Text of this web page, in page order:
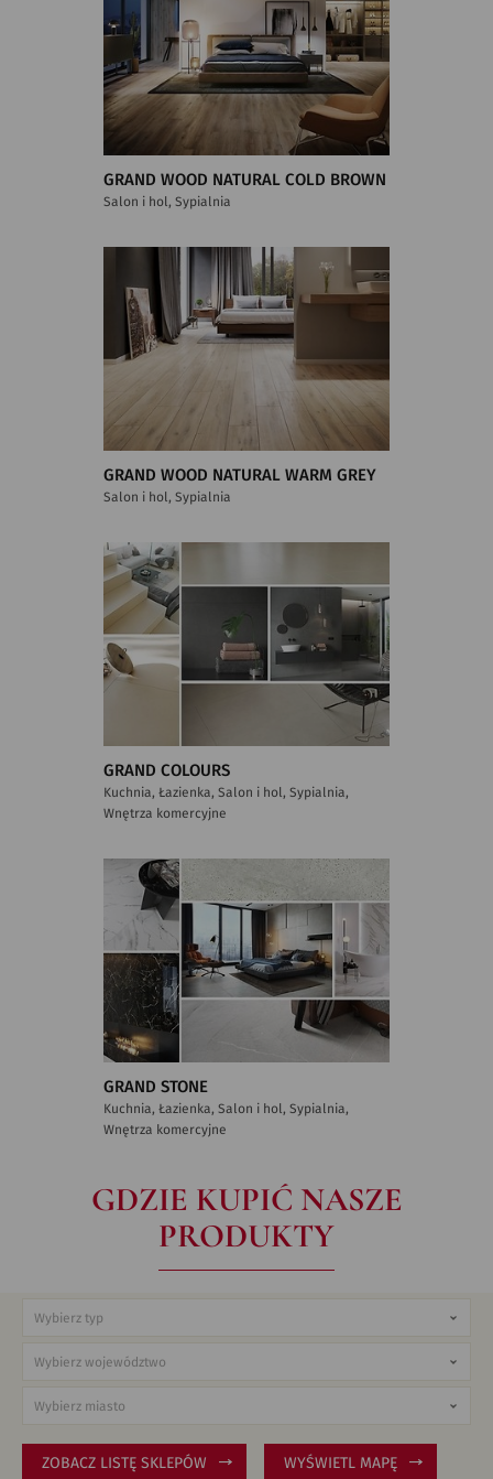
GRAND WOOD NATURAL COLD BROWN
Salon i hol, Sypialnia
GRAND WOOD NATURAL WARM GREY
Salon i hol, Sypialnia
GRAND COLOURS
Kuchnia, Łazienka, Salon i hol, Sypialnia,
Wnętrza komercyjne
GRAND STONE
Kuchnia, Łazienka, Salon i hol, Sypialnia,
Wnętrza komercyjne
GDZIE KUPIĆ NASZE
PRODUKTY
ZOBACZ LISTĘ SKLEPÓW WYŚWIETL MAPĘ